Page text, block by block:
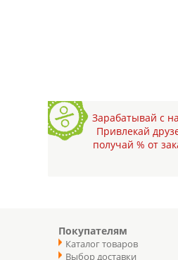
Зарабатывай с
Привлекай
получай % от
Покупателям
Каталог товаров
Выбор доставки